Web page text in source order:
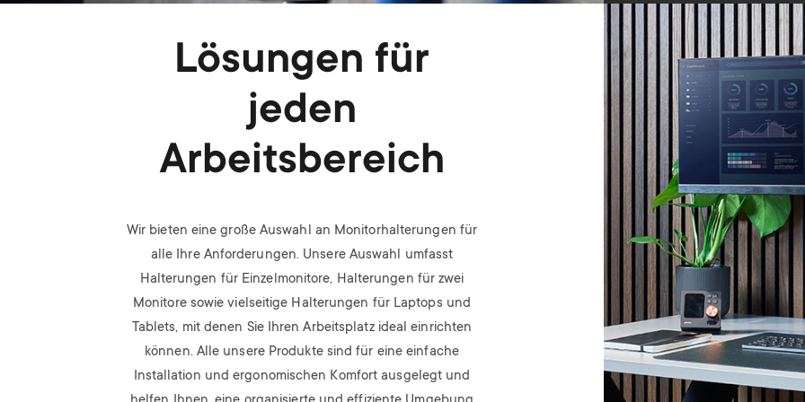
Image
Lösungen für
jeden
Arbeitsbereich
Wir bieten eine große Auswahl an Monitorhalterungen für
alle Ihre Anforderungen. Unsere Auswahl umfasst
Halterungen für Einzelmonitore, Halterungen für zwei
Monitore sowie vielseitige Halterungen für Laptops und
Tablets, mit denen Sie Ihren Arbeitsplatz ideal einrichten
können. Alle unsere Produkte sind für eine einfache
Installation und ergonomischen Komfort ausgelegt und